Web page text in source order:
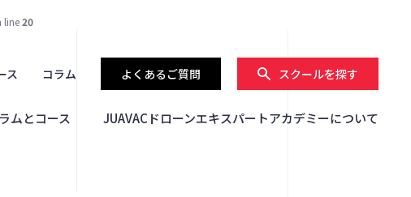
line20
ス コラム よくあるご質問 スクールを探す
ムとコース JUAVACドローンエキスパートアカデミーについて